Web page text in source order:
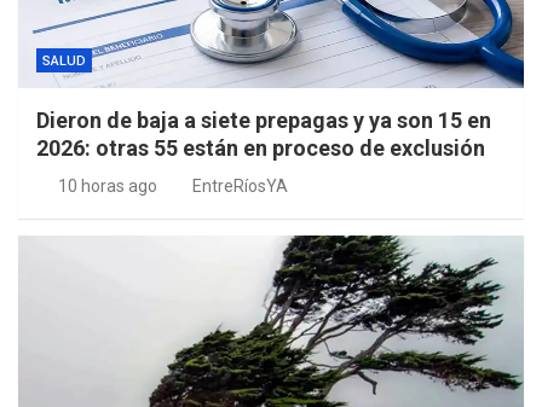
SALUD
Dieron de baja a siete prepagas y ya son 15 en
2026: otras 55 están en proceso de exclusión
10 horas ago EntreRíosYA